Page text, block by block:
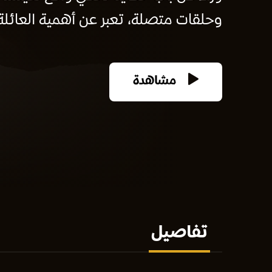
وحلقات متصلة، تعبر عن أهمية
مشاهدة
تفاصيل